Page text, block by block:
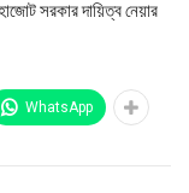
সরকার দায়িত্ব নেয়ার
WhatsApp